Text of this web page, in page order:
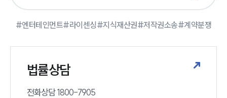
#엔터테인먼트#라이센싱#지식재산권#저작권소송#계약분쟁
법률상담
전화상담 1800-7905